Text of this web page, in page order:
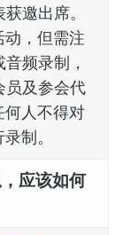
邀出席。
，但需注
频录制，
员及参会代
人不得对
制。
应该如何